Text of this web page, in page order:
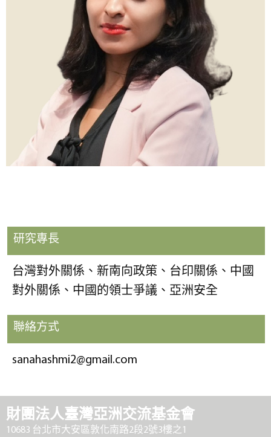
研究專長
台灣對外關係、新南向政策、台印關係、中國
對外關係、中國的領士爭議、亞洲安全
聯絡方式
sanahashmi2@gmail.com
財團法人臺灣亞洲交流基金會
10683 台北市大安區敦化南路2段2號3樓之1